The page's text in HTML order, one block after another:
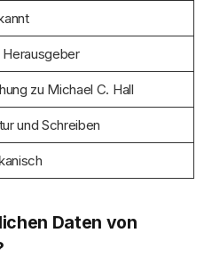
Herausgeber
zu Michael C. Hall
und Schreiben
Daten von